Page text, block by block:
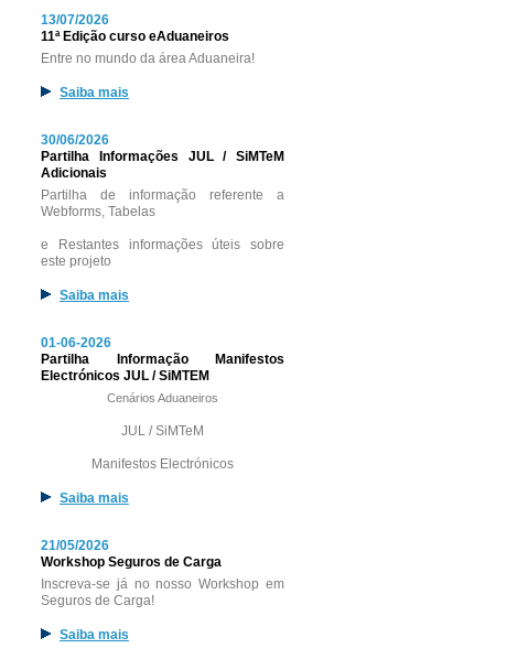
13/07/2026
11ª Edição curso eAduaneiros
Entre no mundo da área Aduaneira!
Saiba mais
30/06/2026
Partilha Informações JUL / SiMTeM
Adicionais
Partilha de informação referente a
Webforms, Tabelas
e Restantes informações úteis sobre
este projeto
Saiba mais
01-06-2026
Partilha Informação Manifestos
Electrónicos JUL / SiMTEM
Cenários Aduaneiros
JUL / SiMTeM
Manifestos Electrónicos
Saiba mais
21/05/2026
Workshop Seguros de Carga
Inscreva-se já no nosso Workshop em
Seguros de Carga!
Saiba mais